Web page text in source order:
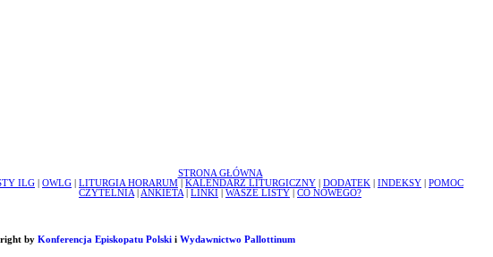
STRONA GŁÓWNA
ILG
OWLG LITURGIA HORARUM KALENDARZ LITURGICZNY DODATEK INDEKSY
POMOC
CZYTELNIA
ANKIETA LINKI WASZE LISTY CO NOWEGO?
by Konferencja Episkopatu Polskii Wydawnictwo Pallottinum